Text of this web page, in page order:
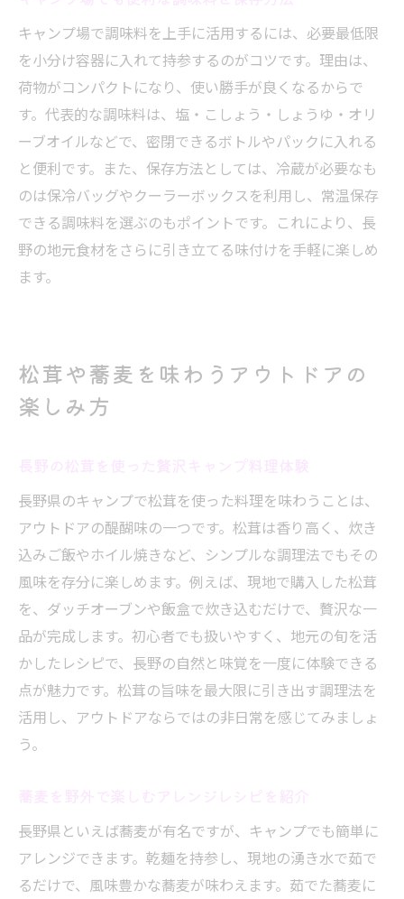
キャンプ場で調味料を上手に活用するには、必要最低限
を小分け容器に入れて持参するのがコツです。理由は、
荷物がコンパクトになり、使い勝手が良くなるからで
す。代表的な調味料は、塩・こしょう・しょうゆ・オリ
ーブオイルなどで、密閉できるボトルやパックに入れる
と便利です。また、保存方法としては、冷蔵が必要なも
のは保冷バッグやクーラーボックスを利用し、常温保存
できる調味料を選ぶのもポイントです。これにより、長
野の地元食材をさらに引き立てる味付けを手軽に楽しめ
ます。
松茸や蕎麦を味わうアウトドアの
楽しみ方
長野県のキャンプで松茸を使った料理を味わうことは、
アウトドアの醍醐味の一つです。松茸は香り高く、炊き
込みご飯やホイル焼きなど、シンプルな調理法でもその
風味を存分に楽しめます。例えば、現地で購入した松茸
を、ダッチオーブンや飯盒で炊き込むだけで、贅沢な一
品が完成します。初心者でも扱いやすく、地元の旬を活
かしたレシピで、長野の自然と味覚を一度に体験できる
点が魅力です。松茸の旨味を最大限に引き出す調理法を
活用し、アウトドアならではの非日常を感じてみましょ
う。
長野県といえば蕎麦が有名ですが、キャンプでも簡単に
アレンジできます。乾麺を持参し、現地の湧き水で茹で
るだけで、風味豊かな蕎麦が味わえます。茹でた蕎麦に